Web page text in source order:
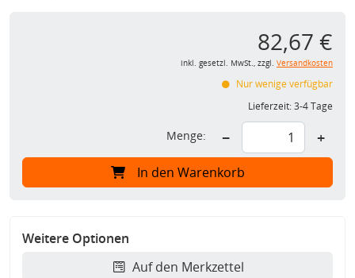
82,67 €
inkl. gesetzl. MwSt., zzgl. Versandkosten
Nur wenige verfügbar
Lieferzeit:3-4 Tage
Menge: − +
In den Warenkorb
Weitere Optionen
Auf den Merkzettel